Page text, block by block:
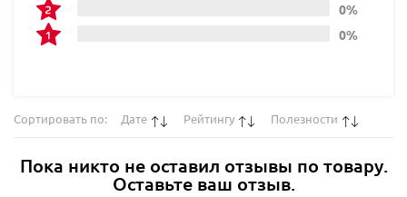
0%
0%
Сортировать по: Дате Рейтингу Полезности
Пока никто не оставил отзывы по товару.
Оставьте ваш отзыв.